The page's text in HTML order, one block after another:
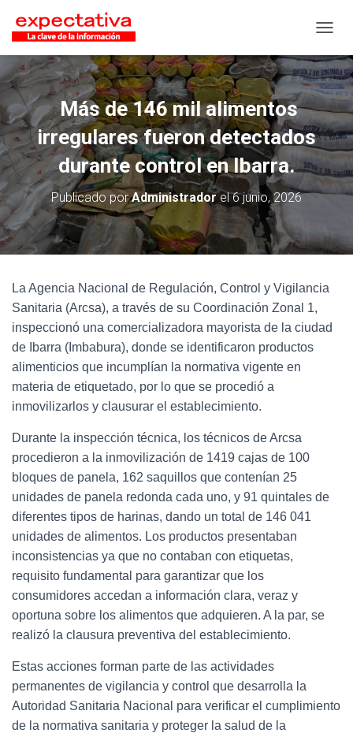
Más de 146 mil alimentos
irregulares fueron detectados
durante control en Ibarra.
Publicado porAdministradorel6 junio, 2026
La Agencia Nacional de Regulación, Control y Vigilancia
Sanitaria (Arcsa), a través de su Coordinación Zonal 1,
inspeccionó una comercializadora mayorista de la ciudad
de Ibarra (Imbabura), donde se identificaron productos
alimenticios que incumplían la normativa vigente en
materia de etiquetado, por lo que se procedió a
inmovilizarlos y clausurar el establecimiento.
Durante la inspección técnica, los técnicos de Arcsa
procedieron a la inmovilización de 1419 cajas de 100
bloques de panela, 162 saquillos que contenían 25
unidades de panela redonda cada uno, y 91 quintales de
diferentes tipos de harinas, dando un total de 146 041
unidades de alimentos. Los productos presentaban
inconsistencias ya que no contaban con etiquetas,
requisito fundamental para garantizar que los
consumidores accedan a información clara, veraz y
oportuna sobre los alimentos que adquieren. A la par, se
realizó la clausura preventiva del establecimiento.
Estas acciones forman parte de las actividades
permanentes de vigilancia y control que desarrolla la
Autoridad Sanitaria Nacional para verificar el cumplimiento
de la normativa sanitaria y proteger la salud de la